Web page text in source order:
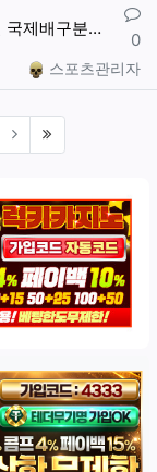
배구분석 …
댓글
0
작성자스포츠관리자